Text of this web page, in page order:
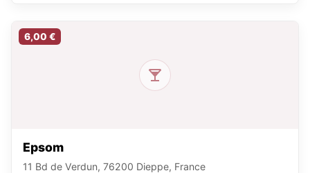
6,00 €
Epsom
11 Bd de Verdun, 76200 Dieppe, France